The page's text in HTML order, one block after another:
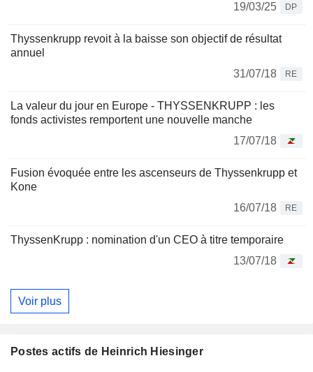
19/03/25
DP
Thyssenkrupp revoit à la baisse son objectif de résultat
annuel
31/07/18
RE
La valeur du jour en Europe - THYSSENKRUPP : les
fonds activistes remportent une nouvelle manche
17/07/18
Fusion évoquée entre les ascenseurs de Thyssenkrupp et
Kone
16/07/18
RE
ThyssenKrupp : nomination d'un CEO à titre temporaire
13/07/18
Voir plus
Postes actifs de Heinrich Hiesinger